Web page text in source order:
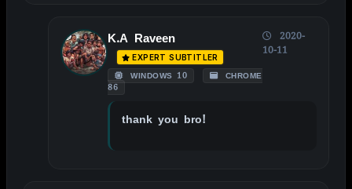
K.A Raveen
EXPERT SUBTITLER
WINDOWS 10
CHROME
86
2020-
10-11
thank you bro!